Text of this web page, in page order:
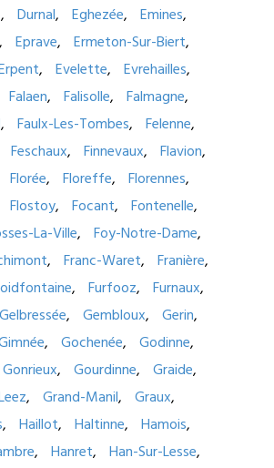
Durnal Eghezée
Emines
Eprave
Ermeton-Sur-Biert
Evelette
Evrehailles
Falaen Falisolle
Falmagne
Faulx-Les-Tombes
Felenne
Feschaux Finnevaux
Flavion
Florée Floreffe
Florennes
Flostoy Focant
Fontenelle
La-Ville
Foy-Notre-Dame
Franc-Waret
Franière
Furfooz
Furnaux
Gelbressée Gembloux
Gerin
Gochenée
Godinne
Gonrieux Gourdinne
Graide
Grand-Manil
Graux
Haillot Haltinne
Hamois
Hanret
Han-Sur-Lesse